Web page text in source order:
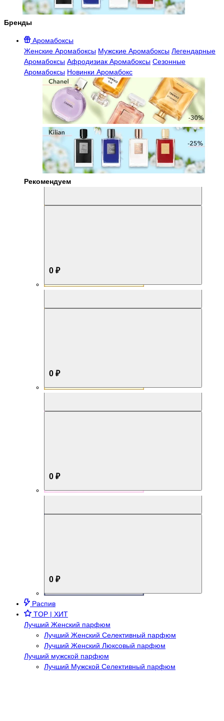
Бренды
Аромабоксы
Женские Аромабоксы Мужские Аромабоксы Легендарные
Аромабоксы Афродизиак Аромабоксы Сезонные
Аромабоксы Новинки Аромабокс
Рекомендуем
0 ₽
0 ₽
0 ₽
0 ₽
Распив
TOP | ХИТ
Лучший Женский парфюм
Лучший Женский Селективный парфюм
Лучший Женский Люксовый парфюм
Лучший мужской парфюм
Лучший Мужской Селективный парфюм